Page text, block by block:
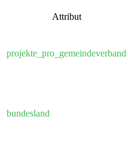
Attribut
projekte_pro_gemeindeverband
bundesland